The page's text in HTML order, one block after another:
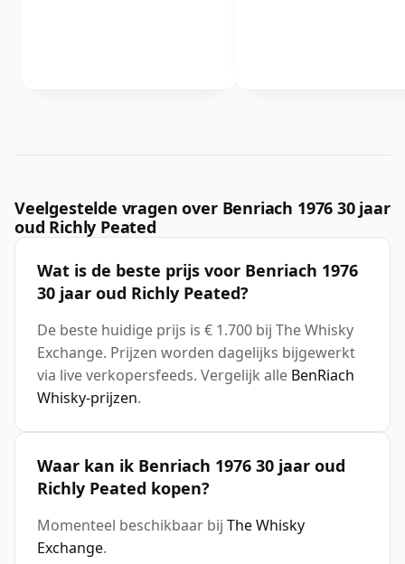
Veelgestelde vragen over Benriach 1976 30 jaar
oud Richly Peated
Wat is de beste prijs voor Benriach 1976
30 jaar oud Richly Peated?
De beste huidige prijs is € 1.700 bij The Whisky
Exchange. Prijzen worden dagelijks bijgewerkt
via live verkopersfeeds. Vergelijk alle BenRiach
Whisky-prijzen.
Waar kan ik Benriach 1976 30 jaar oud
Richly Peated kopen?
Momenteel beschikbaar bij The Whisky
Exchange.